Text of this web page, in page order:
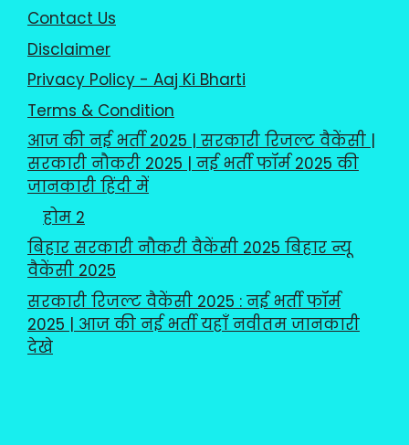
Contact Us
Disclaimer
Privacy Policy - Aaj Ki Bharti
Terms & Condition
आज की नई भर्ती 2025 | सरकारी रिजल्ट वैकेंसी |
सरकारी नौकरी 2025 | नई भर्ती फॉर्म 2025 की
जानकारी हिंदी में
होम 2
बिहार सरकारी नौकरी वैकेंसी 2025 बिहार न्यू
वैकेंसी 2025
सरकारी रिजल्ट वैकेंसी 2025 : नई भर्ती फॉर्म
2025 | आज की नई भर्ती यहाँ नवीतम जानकारी
देखे